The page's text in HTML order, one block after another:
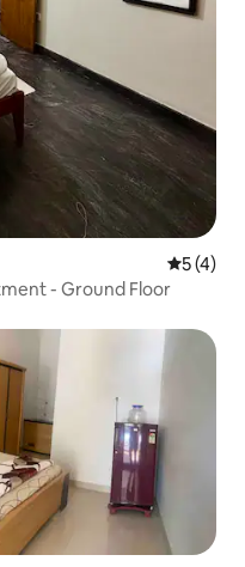
5 (4)
- Ground Floor